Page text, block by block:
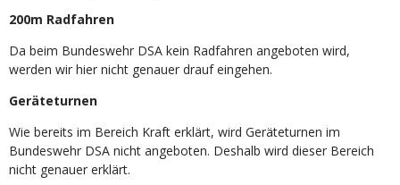
200m Radfahren
Da beim Bundeswehr DSA kein Radfahren angeboten wird,
werden wir hier nicht genauer drauf eingehen.
Geräteturnen
Wie bereits im Bereich Kraft erklärt, wird Geräteturnen im
Bundeswehr DSA nicht angeboten. Deshalb wird dieser Bereich
nicht genauer erklärt.